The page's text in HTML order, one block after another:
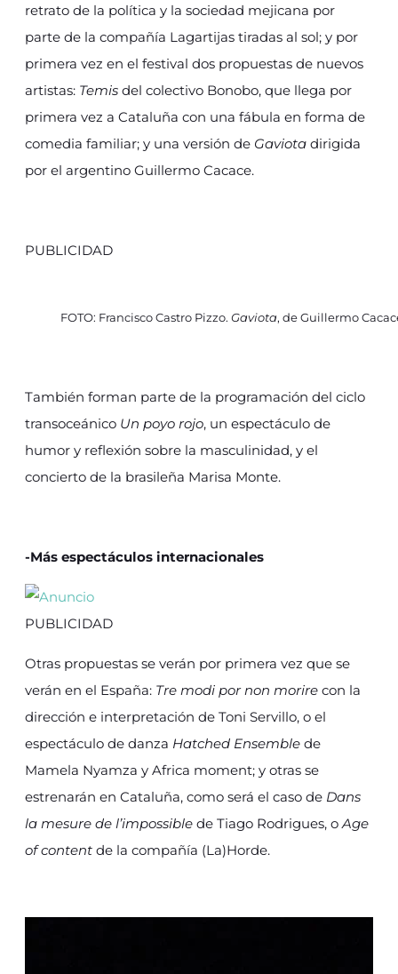
retrato de la política y la sociedad mejicana por
parte de la compañía Lagartijas tiradas al sol; y por
primera vez en el festival dos propuestas de nuevos
artistas: Temis del colectivo Bonobo, que llega por
primera vez a Cataluña con una fábula en forma de
comedia familiar; y una versión de Gaviota dirigida
por el argentino Guillermo Cacace.
PUBLICIDAD
FOTO: Francisco Castro Pizzo. Gaviota, de Guillermo
También forman parte de la programación del ciclo
transoceánico Un poyo rojo, un espectáculo de
humor y reflexión sobre la masculinidad, y el
concierto de la brasileña Marisa Monte.
-Más espectáculos internacionales
PUBLICIDAD
Otras propuestas se verán por primera vez que se
verán en el España: Tre modi por non morire con la
dirección e interpretación de Toni Servillo, o el
espectáculo de danza Hatched Ensemble de
Mamela Nyamza y Africa moment; y otras se
estrenarán en Cataluña, como será el caso de Dans
la mesure de l’impossible de Tiago Rodrigues, o Age
of content de la compañía (La)Horde.